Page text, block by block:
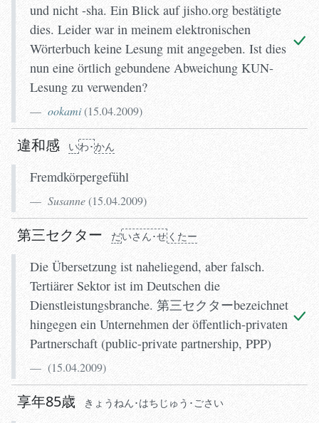
und nicht -sha. Ein Blick auf jisho.org bestätigte
dies. Leider war in meinem elektronischen
Wörterbuch keine Lesung mit angegeben. Ist dies
nun eine örtlich gebundene Abweichung KUN-
Lesung zu verwenden?
ookami(15.04.2009)
違和感 いわ･かん
Fremdkörpergefühl
Susanne(15.04.2009)
第三セクター だいさん･せ くたー
Die Übersetzung ist naheliegend, aber falsch.
Tertiärer Sektor ist im Deutschen die
Dienstleistungsbranche. 第三セクターbezeichnet
hingegen ein Unternehmen der öffentlich-privaten
Partnerschaft (public-private partnership, PPP)
(15.04.2009)
享年85歳 きょうねん･はちじゅう･ごさい